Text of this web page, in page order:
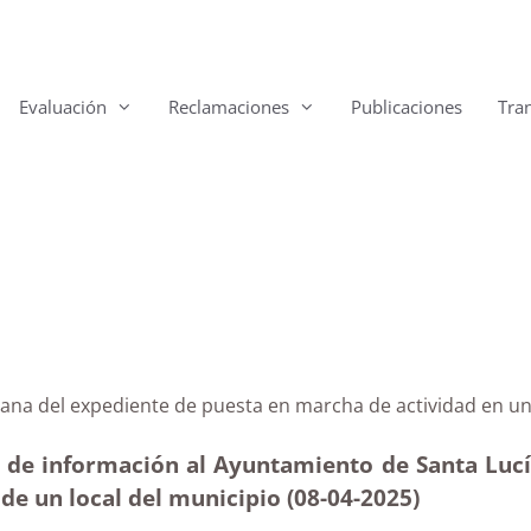
Evaluación Reclamaciones Publicaciones
del expediente de puesta en marcha de
información al Ayuntamiento de Santa
un local del municipio (08-04-2025)